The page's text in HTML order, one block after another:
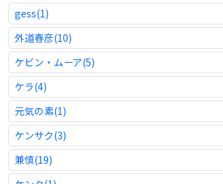
gess(1)
外道春彦(10)
ケビン・ムーア(5)
ケラ(4)
元気の素(1)
ケンサク(3)
兼慎(19)